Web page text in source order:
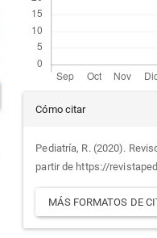
Detalles
del
artículo
Cómo citar
Pediatría, R. (2020).
partir de https://
MÁS FORMATOS DE